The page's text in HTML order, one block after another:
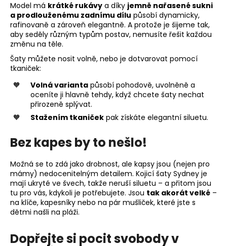
Model má krátké rukávy a díky jemně nařasené sukni
a prodlouženému zadnímu dílu působí dynamicky,
rafinovaně a zároveň elegantně. A protože je šijeme tak,
aby seděly různým typům postav, nemusíte řešit každou
změnu na těle.
Šaty můžete nosit volně, nebo je dotvarovat pomocí
tkaniček:
Volná varianta působí pohodově, uvolněně a
oceníte ji hlavně tehdy, když chcete šaty nechat
přirozeně splývat.
Stažením tkaniček pak získáte elegantní siluetu.
Bez kapes by to nešlo!
Možná se to zdá jako drobnost, ale kapsy jsou (nejen pro
mámy) nedocenitelným detailem. Kojicí šaty Sydney je
mají ukryté ve švech, takže neruší siluetu – a přitom jsou
tu pro vás, kdykoli je potřebujete. Jsou tak akorát velké –
na klíče, kapesníky nebo na pár mušliček, které jste s
dětmi našli na pláži.
Dopřejte si pocit svobody v